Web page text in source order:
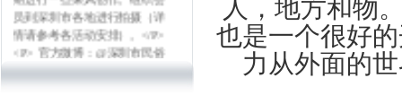
员到深圳市各地进行拍摄（详
情请参考各活动安排）。</P>
<P> 官方微博：@深圳市民俗
摄影学会
官方微信：shenzhenfps
人，地方和物
也是一个很好
力从外面的